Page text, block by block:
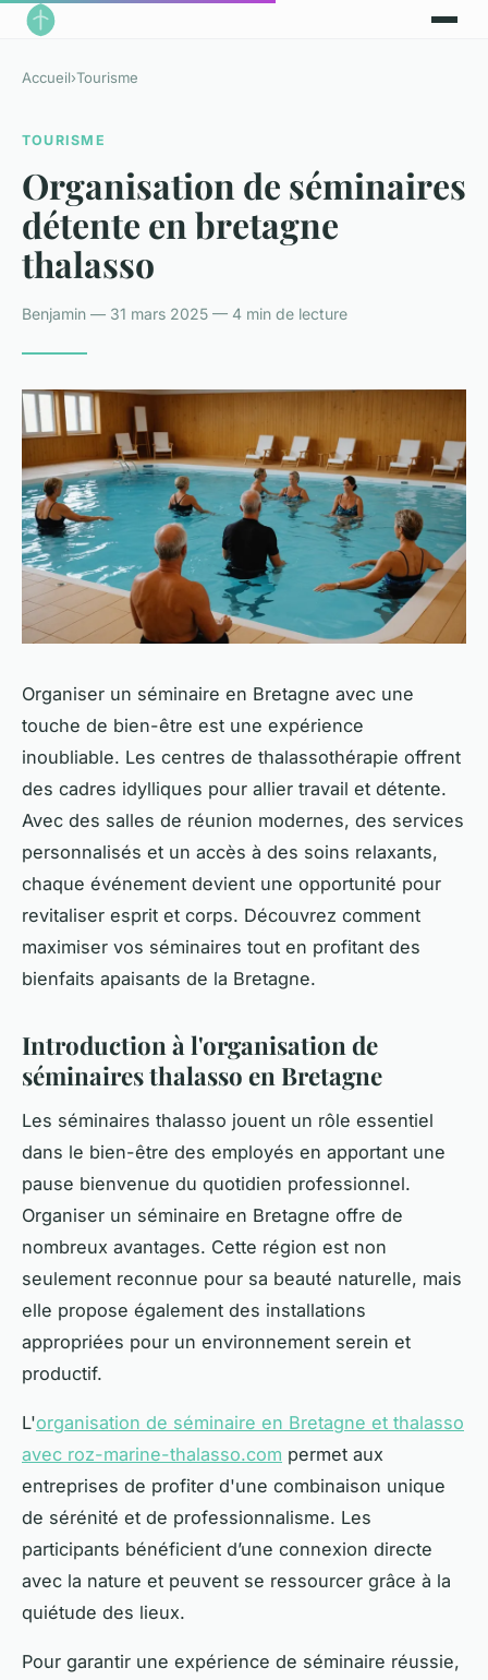
Accueil›Tourisme
TOURISME
Organisation de séminaires
détente en bretagne
thalasso
Benjamin — 31 mars 2025 — 4 min de lecture
Organiser un séminaire en Bretagne avec une
touche de bien-être est une expérience
inoubliable. Les centres de thalassothérapie offrent
des cadres idylliques pour allier travail et détente.
Avec des salles de réunion modernes, des services
personnalisés et un accès à des soins relaxants,
chaque événement devient une opportunité pour
revitaliser esprit et corps. Découvrez comment
maximiser vos séminaires tout en profitant des
bienfaits apaisants de la Bretagne.
Introduction à l'organisation de
séminaires thalasso en Bretagne
Les séminaires thalasso jouent un rôle essentiel
dans le bien-être des employés en apportant une
pause bienvenue du quotidien professionnel.
Organiser un séminaire en Bretagne offre de
nombreux avantages. Cette région est non
seulement reconnue pour sa beauté naturelle, mais
elle propose également des installations
appropriées pour un environnement serein et
productif.
L'organisation de séminaire en Bretagne et thalasso
avec roz-marine-thalasso.com permet aux
entreprises de profiter d'une combinaison unique
de sérénité et de professionnalisme. Les
participants bénéficient d’une connexion directe
avec la nature et peuvent se ressourcer grâce à la
quiétude des lieux.
Pour garantir une expérience de séminaire réussie,